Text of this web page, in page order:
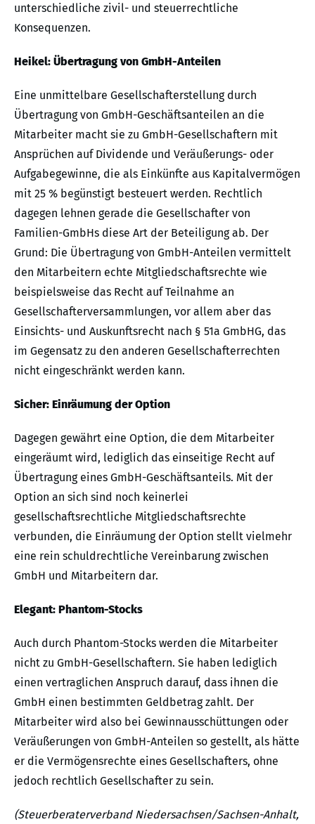
unterschiedliche zivil- und steuerrechtliche
Konsequenzen.
Heikel: Übertragung von GmbH-Anteilen
Eine unmittelbare Gesellschafterstellung durch
Übertragung von GmbH-Geschäftsanteilen an die
Mitarbeiter macht sie zu GmbH-Gesellschaftern mit
Ansprüchen auf Dividende und Veräußerungs- oder
Aufgabegewinne, die als Einkünfte aus Kapitalvermögen
mit 25 % begünstigt besteuert werden. Rechtlich
dagegen lehnen gerade die Gesellschafter von
Familien-GmbHs diese Art der Beteiligung ab. Der
Grund: Die Übertragung von GmbH-Anteilen vermittelt
den Mitarbeitern echte Mitgliedschaftsrechte wie
beispielsweise das Recht auf Teilnahme an
Gesellschafterversammlungen, vor allem aber das
Einsichts- und Auskunftsrecht nach § 51a GmbHG, das
im Gegensatz zu den anderen Gesellschafterrechten
nicht eingeschränkt werden kann.
Sicher: Einräumung der Option
Dagegen gewährt eine Option, die dem Mitarbeiter
eingeräumt wird, lediglich das einseitige Recht auf
Übertragung eines GmbH-Geschäftsanteils. Mit der
Option an sich sind noch keinerlei
gesellschaftsrechtliche Mitgliedschaftsrechte
verbunden, die Einräumung der Option stellt vielmehr
eine rein schuldrechtliche Vereinbarung zwischen
GmbH und Mitarbeitern dar.
Elegant: Phantom-Stocks
Auch durch Phantom-Stocks werden die Mitarbeiter
nicht zu GmbH-Gesellschaftern. Sie haben lediglich
einen vertraglichen Anspruch darauf, dass ihnen die
GmbH einen bestimmten Geldbetrag zahlt. Der
Mitarbeiter wird also bei Gewinnausschüttungen oder
Veräußerungen von GmbH-Anteilen so gestellt, als hätte
er die Vermögensrechte eines Gesellschafters, ohne
jedoch rechtlich Gesellschafter zu sein.
(Steuerberaterverband Niedersachsen/Sachsen-Anhalt,